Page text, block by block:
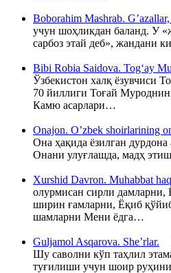
Boborahim Mashrab.
учун шоҳликдан баланд. У
сарбоз этай деб», жандани
Bibi Robia Saidova. Tog‘ay
Ўзбекистон халқ ёзувчиси
70 йиллиги Тоғай
Камю асарлари…
Onajon. O’zbek shoirlarining
Она ҳақида ёзилган дурдона
Онани улуғлашда, мадҳ
Xurshid Davron. Muhabbat
олурмисан сирли дамларни,
ширин ғамларни, Ёқиб
шамларни Мени ёдга…
Guljamol Asqarova. She’rlar.
Шу саволни кўп таҳлил
туғилиши учун шоир